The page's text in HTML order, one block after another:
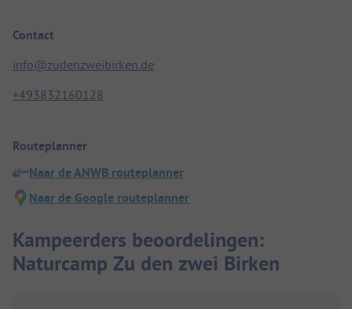
Contact
info@zudenzweibirken.de
+493832160128
Routeplanner
Naar de ANWB routeplanner
Naar de Google routeplanner
Kampeerders beoordelingen:
Naturcamp Zu den zwei Birken